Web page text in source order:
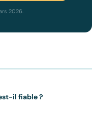
2026.
il fiable ?